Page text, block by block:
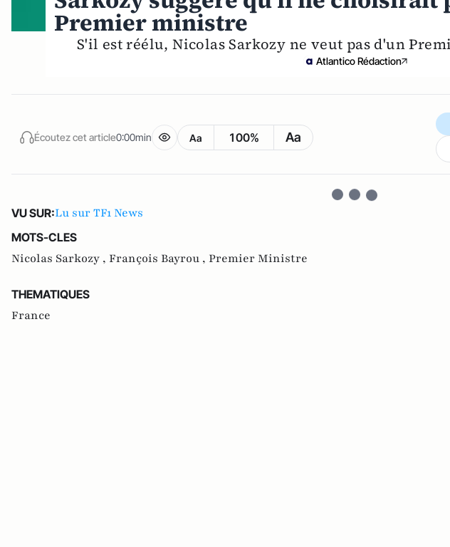
Premier ministre
S'il est réélu, Nicolas Sarkozy ne veut pas d'un
Atlantico Rédaction
Écoutez cet article0:00min Aa 100% Aa
VU SUR:Lu sur TF1 News
MOTS-CLES
Nicolas Sarkozy , François Bayrou , Premier Ministre
THEMATIQUES
France